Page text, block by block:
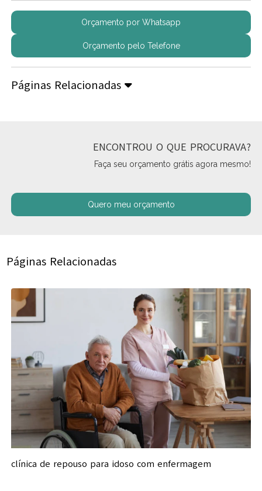
Orçamento por Whatsapp
Orçamento pelo Telefone
Páginas Relacionadas
ENCONTROU O QUE PROCURAVA?
Faça seu orçamento grátis agora mesmo!
Quero meu orçamento
Páginas Relacionadas
clínica de repouso para idoso com enfermagem